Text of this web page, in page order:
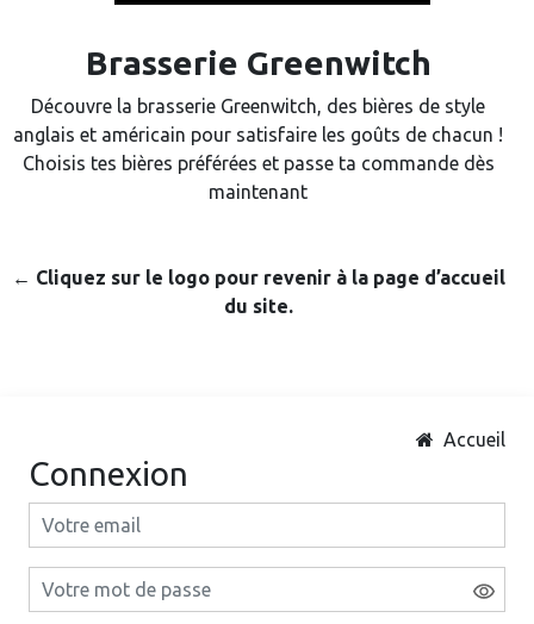
Brasserie Greenwitch
Découvre la brasserie Greenwitch, des bières de style
anglais et américain pour satisfaire les goûts de chacun !
Choisis tes bières préférées et passe ta commande dès
maintenant
← Cliquez sur le logo pour revenir à la page d’accueil
du site.
Accueil
Connexion